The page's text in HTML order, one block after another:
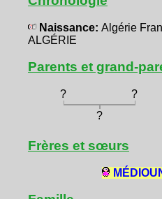
Naissance: Algérie
ALGÉRIE
Parents et grand-
? ?
?
Frères et sœurs